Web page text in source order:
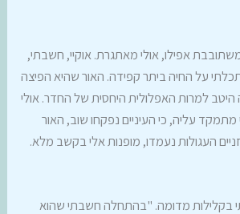
אפילו, אולי מאתגרת. אוקיי, חשבתי,
על החיה ביתר קפידה. האור שהיא הפיצה
היטב למרות האפלולית היחסית של החדר. אולי
עליה, כי העיניים נפקחו שוב, האור
העגולות נעמדו, מופנות אלי בקשב מלא.
בקלילות מדומה. "בהתחלה חשבתי שהוא